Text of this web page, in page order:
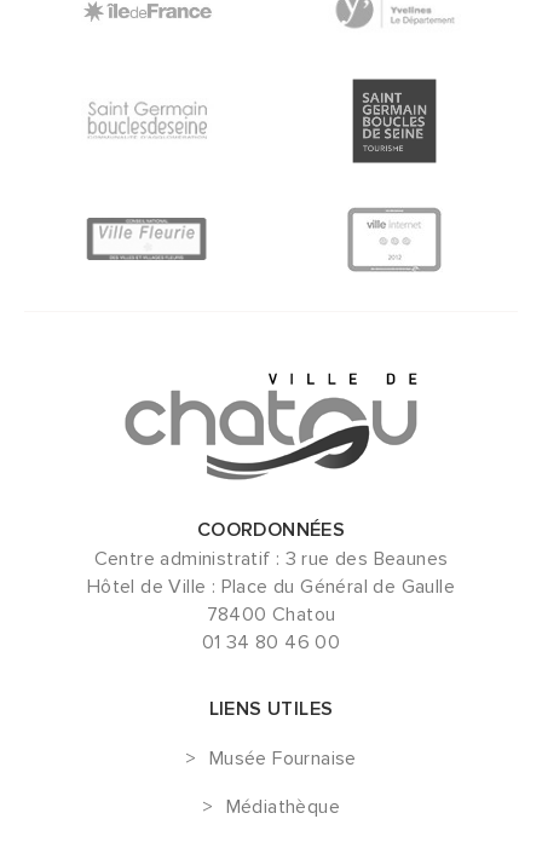
COORDONNÉES
Centre administratif : 3 rue des Beaunes
Hôtel de Ville : Place du Général de Gaulle
78400 Chatou
01 34 80 46 00
LIENS UTILES
Musée Fournaise
Médiathèque